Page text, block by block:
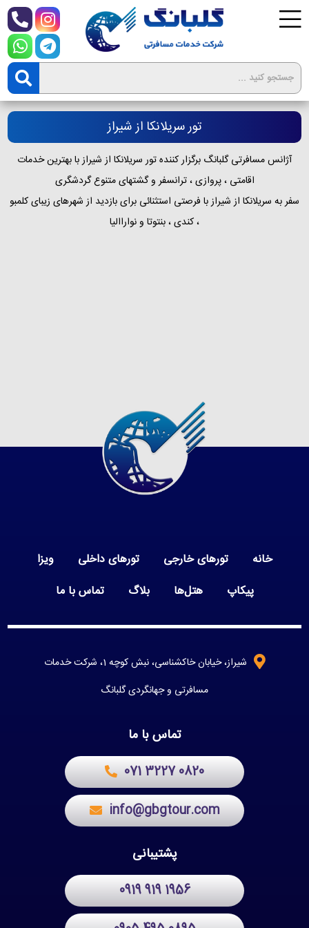
تور سریلانکا از شیراز
آژانس مسافرتی گلبانگ برگزار کننده تور سریلانکا از شیراز با بهترین خدمات
اقامتی ، پروازی ، ترانسفر و گشتهای متنوع گردشگری
سفر به سریلانکا از شیراز با فرصتی استثنائی برای بازدید از شهرهای زیبای کلمبو
، کندی ، بنتوتا و نواراالیا
خانه تورهای خارجی تورهای داخلی
ویزا
پیکاپ
هتل‌ها بلاگ تماس با ما
شیراز، خیابان خاکشناسی، نبش کوچه 1، شرکت خدمات
مسافرتی و جهانگردی گلبانگ
تماس با ما
071 3227 0820
info@gbgtour.com
پشتیبانی
0919 919 1956